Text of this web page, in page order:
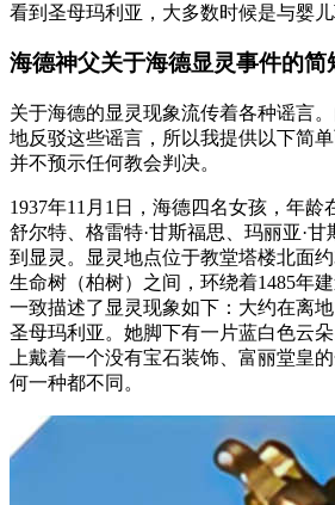
看到圣母玛利亚，大多数时候是与婴儿
海德神父关于海德显灵事件的简
关于海德的显灵现象流传着各种谣言
地反驳这些谣言，所以我提供以下简
并不预示任何教会判决。
1937年11月1日，海德四名女孩，年龄
舒尔特、格雷特·甘斯福思、玛丽亚·
到显灵。显灵地点位于教堂塔楼北面
生命树（柏树）之间，环绕着1485年
一致描述了显灵现象如下：大约在离
圣母玛利亚。她脚下有一片蓝白色云
上戴着一个没有宝石装饰、富丽堂皇
何一种都不同。